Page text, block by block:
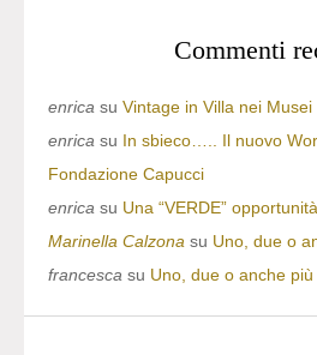
Commenti
enrica su Vintage in Villa nei
enrica su In sbieco….. Il nuovo
Fondazione Capucci
enrica su Una “VERDE” opportunità
Marinella Calzona su Uno, due o
francesca su Uno, due o anche più